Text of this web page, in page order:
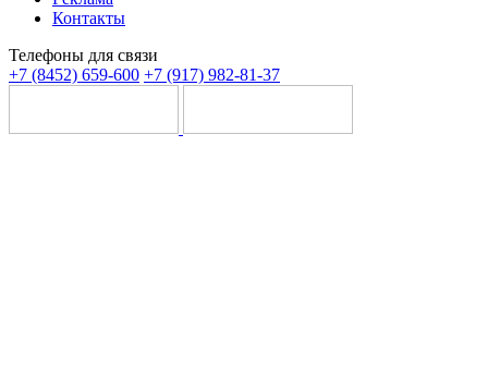
Контакты
Телефоны для связи
+7 (8452) 659-600 +7 (917) 982-81-37